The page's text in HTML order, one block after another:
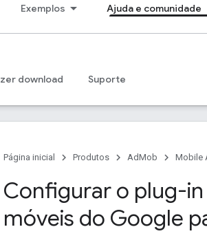
Exemplos Ajuda e comunidade
download Suporte
Página inicial Produtos AdMob Mobile
Configurar o plug-
móveis do Google